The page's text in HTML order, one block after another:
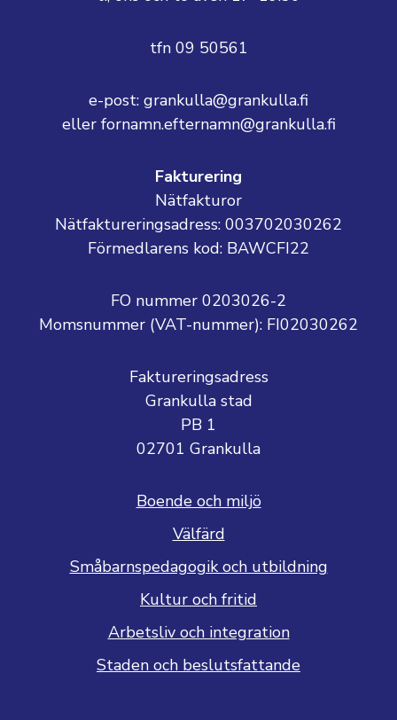
tfn 09 50561
e-post: grankulla@grankulla.fi
eller fornamn.efternamn@grankulla.fi
Fakturering
Nätfakturor
Nätfaktureringsadress: 003702030262
Förmedlarens kod: BAWCFI22
FO nummer 0203026-2
Momsnummer (VAT-nummer): FI02030262
Faktureringsadress
Grankulla stad
PB 1
02701 Grankulla
Boende och miljö
Välfärd
Småbarnspedagogik och utbildning
Kultur och fritid
Arbetsliv och integration
Staden och beslutsfattande